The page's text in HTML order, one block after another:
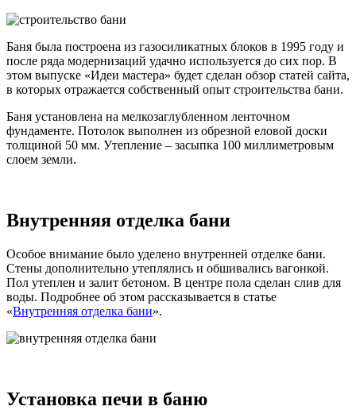
Баня была построена из газосиликатных блоков в 1995 году и
после ряда модернизаций удачно используется до сих пор. В
этом выпуске «Идеи мастера» будет сделан обзор статей сайта,
в которых отражается собственный опыт строительства бани.
Баня установлена на мелкозаглубленном ленточном
фундаменте. Потолок выполнен из обрезной еловой доски
толщиной 50 мм. Утепление – засыпка 100 миллиметровым
слоем земли.
Внутренняя отделка бани
Особое внимание было уделено внутренней отделке бани.
Стены дополнительно утеплялись и обшивались вагонкой.
Пол утеплен и залит бетоном. В центре пола сделан слив для
воды. Подробнее об этом рассказывается в статье
«Внутренняя отделка бани».
Установка печи в баню